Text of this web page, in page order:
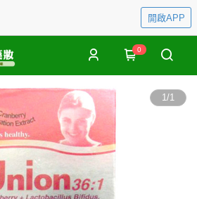
開啟APP
0
1/1